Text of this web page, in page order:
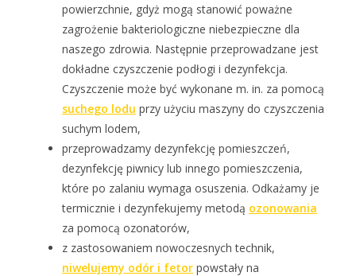
powierzchnie, gdyż mogą stanowić poważne
zagrożenie bakteriologiczne niebezpieczne dla
naszego zdrowia. Następnie przeprowadzane jest
dokładne czyszczenie podłogi i dezynfekcja.
Czyszczenie może być wykonane m. in. za pomocą
suchego lodu przy użyciu maszyny do czyszczenia
suchym lodem,
przeprowadzamy dezynfekcję pomieszczeń,
dezynfekcję piwnicy lub innego pomieszczenia,
które po zalaniu wymaga osuszenia. Odkażamy je
termicznie i dezynfekujemy metodą ozonowania
za pomocą ozonatorów,
z zastosowaniem nowoczesnych technik,
niwelujemy odór i fetor powstały na